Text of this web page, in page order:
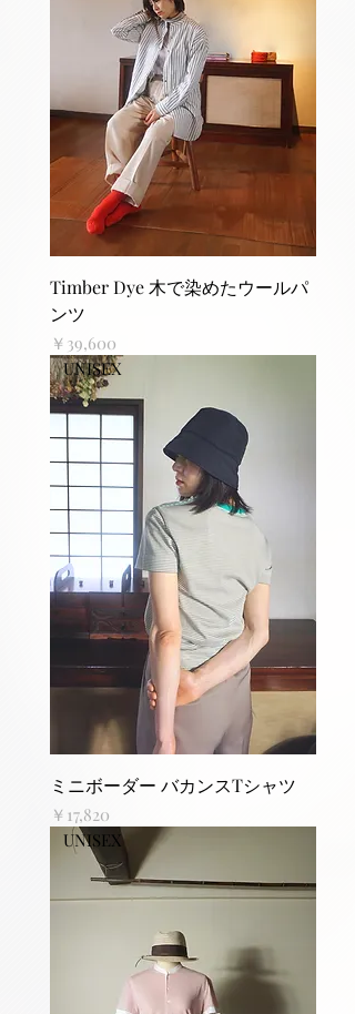
Timber Dye 木で染めたウールパ
ンツ
価格
￥39,600
UNISEX
ミニボーダー バカンスTシャツ
価格
￥17,820
UNISEX